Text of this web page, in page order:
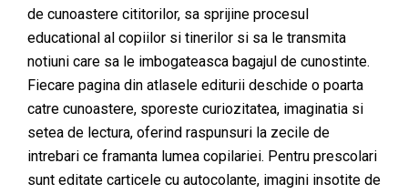
de cunoastere cititorilor, sa sprijine procesul
educational al copiilor si tinerilor si sa le transmita
notiuni care sa le imbogateasca bagajul de cunostinte.
Fiecare pagina din atlasele editurii deschide o poarta
catre cunoastere, sporeste curiozitatea, imaginatia si
setea de lectura, oferind raspunsuri la zecile de
intrebari ce framanta lumea copilariei. Pentru prescolari
sunt editate carticele cu autocolante, imagini insotite de